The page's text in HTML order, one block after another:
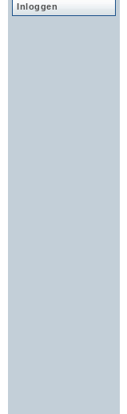
Inloggen